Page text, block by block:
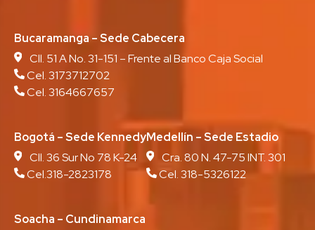
Bucaramanga – Sede Cabecera
Cll. 51 A No. 31-151 – Frente al Banco Caja Social
Cel. 3173712702
Cel. 3164667657
Bogotá – Sede Kennedy
Cll. 36 Sur No 78 K-24
Cel.318-2823178
Medellín – Sede Estadio
Cra. 80 N. 47-75 INT. 301
Cel. 318-5326122
Soacha – Cundinamarca